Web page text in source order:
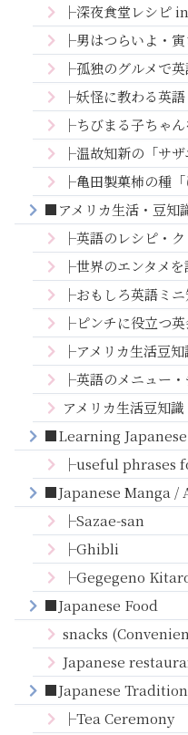
├深夜食堂レシピ
├男はつらいよ・
├孤独のグルメで
├妖怪に教わる英語
├ちびまる子ちゃ
├温故知新の「サザ
├亀田製菓柿の種「
■アメリカ生活・豆知
├英語のレシピ・
├世界のエンタメを
├おもしろ英語ミ
├ピンチに役立つ
├アメリカ生活豆知
├英語のメニュー
アメリカ生活豆知識
■Learning
├useful phrases
■Japanese Manga /
├Sazae-san
├Ghibli
├Gegegeno
■Japanese Food
snacks
Japanese
■Japanese
├Tea Ceremony